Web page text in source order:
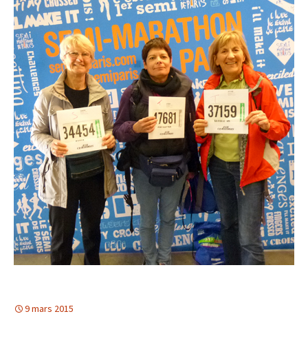
9 mars 2015